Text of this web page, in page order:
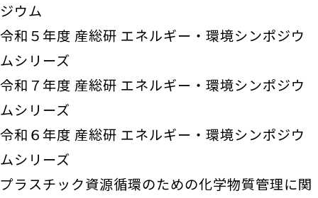
ジウム
令和５年度 産総研 エネルギー・環境シンポジウ
ムシリーズ
令和７年度 産総研 エネルギー・環境シンポジウ
ムシリーズ
令和６年度 産総研 エネルギー・環境シンポジウ
ムシリーズ
プラスチック資源循環のための化学物質管理に関